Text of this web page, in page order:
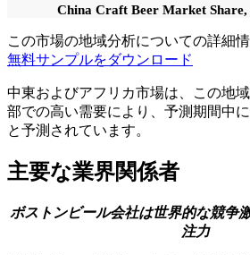
China Craft Beer Market Share,
この市場の地域分析についての詳細
無料サンプルをダウンロード
中東およびアフリカ市場は、この地
部での高い需要により、予測期間中
と予測されています。
主要な業界関係者
ボストンビール会社は世界的な競争
注力